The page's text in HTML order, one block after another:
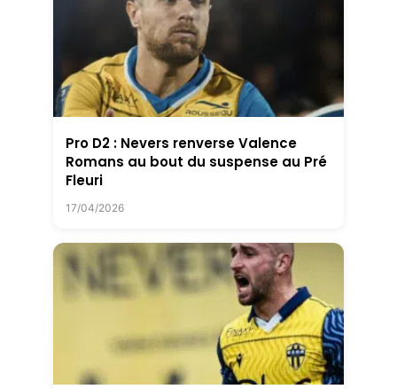
Pro D2 : Nevers renverse Valence
Romans au bout du suspense au Pré
Fleuri
17/04/2026